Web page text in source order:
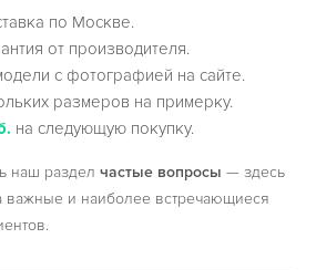
по Москве.
от производителя.
с фотографией на сайте.
размеров на примерку.
на следующую покупку.
наш раздел частые вопросы — здесь
важные и наиболее встречающиеся